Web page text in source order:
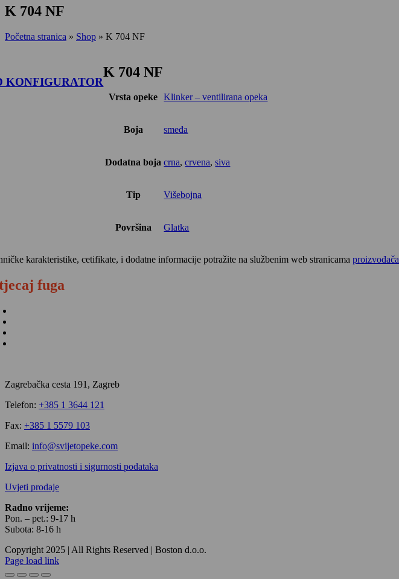
K 704 NF
Početna stranica » Shop » K 704 NF
KONFIGURATOR
K 704 NF
Vrsta opeke Klinker – ventilirana opeka
Boja smeđa
Dodatna boja crna,crvena,siva
Tip Višebojna
Površina Glatka
karakteristike, cetifikate, i dodatne informacije potražite na službenim web stranicamaproizvođača
fuga
Zagrebačka cesta 191, Zagreb
Telefon: +385 1 3644 121
Fax: +385 1 5579 103
Email: info@svijetopeke.com
Izjava o privatnosti i sigurnosti podataka
Uvjeti prodaje
Radno vrijeme:
Pon. – pet.: 9-17 h
Subota: 8-16 h
Copyright 2025 | All Rights Reserved | Boston d.o.o.
Facebook
Instagram
Email:
YouTube
Page load link